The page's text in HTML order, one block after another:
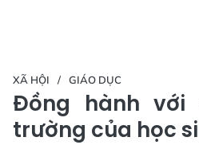
XÃ HỘI GIÁO DỤC
Đồng hành với
trường của học